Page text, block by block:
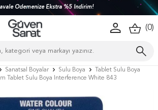
Ödemenize Ekstra %5 İndirim!
(0)
Sanatsal Boyalar Sulu Boya
Tablet Sulu Boya
Tablet Sulu Boya Interference White 843